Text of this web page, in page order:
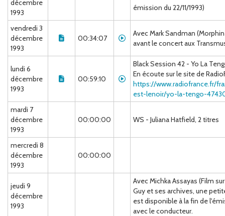
décembre
1993
émission du 22/11/1993)
vendredi 3
décembre
1993
00:34:07
Avec Mark Sandman
avant le concert aux
lundi 6
décembre
1993
00:59:10
Black Session 42 - Yo La
En écoute sur le site de
https://www.radiofrance.fr/
est-lenoir/yo-la-tengo-
mardi 7
décembre
1993
00:00:00 WS - Juliana Hatfield, 2 titres
mercredi 8
décembre
1993
00:00:00
jeudi 9
décembre
1993
Avec Michka Assayas (Film
Guy et ses archives, une
est disponible à la fin de
avec le conducteur.